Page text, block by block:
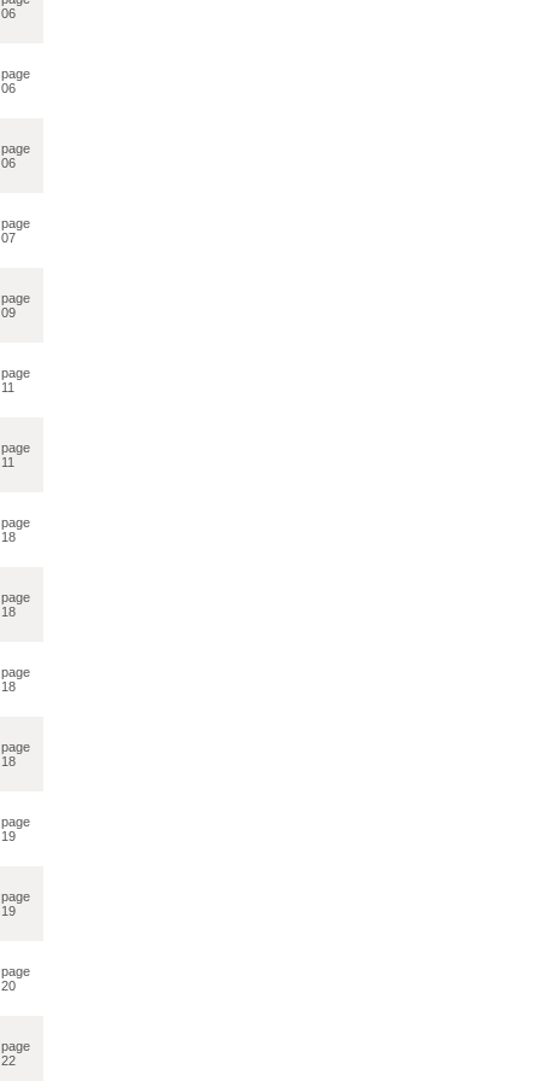
06
page
06
page
06
page
07
page
09
page
11
page
11
page
18
page
18
page
18
page
18
page
19
page
19
page
20
page
22